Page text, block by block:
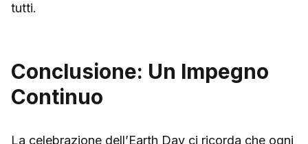
tutti.
Conclusione: Un Impegno
Continuo
La celebrazione dell’Earth Day ci ricorda che ogni